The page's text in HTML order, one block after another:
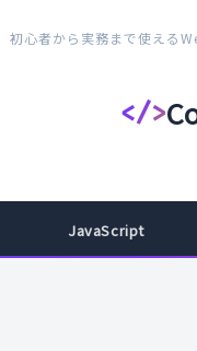
初心者から実務まで使える
</>
コ
ィ
JavaScript